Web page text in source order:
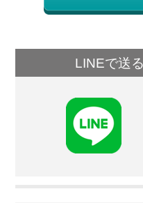
LINEで送